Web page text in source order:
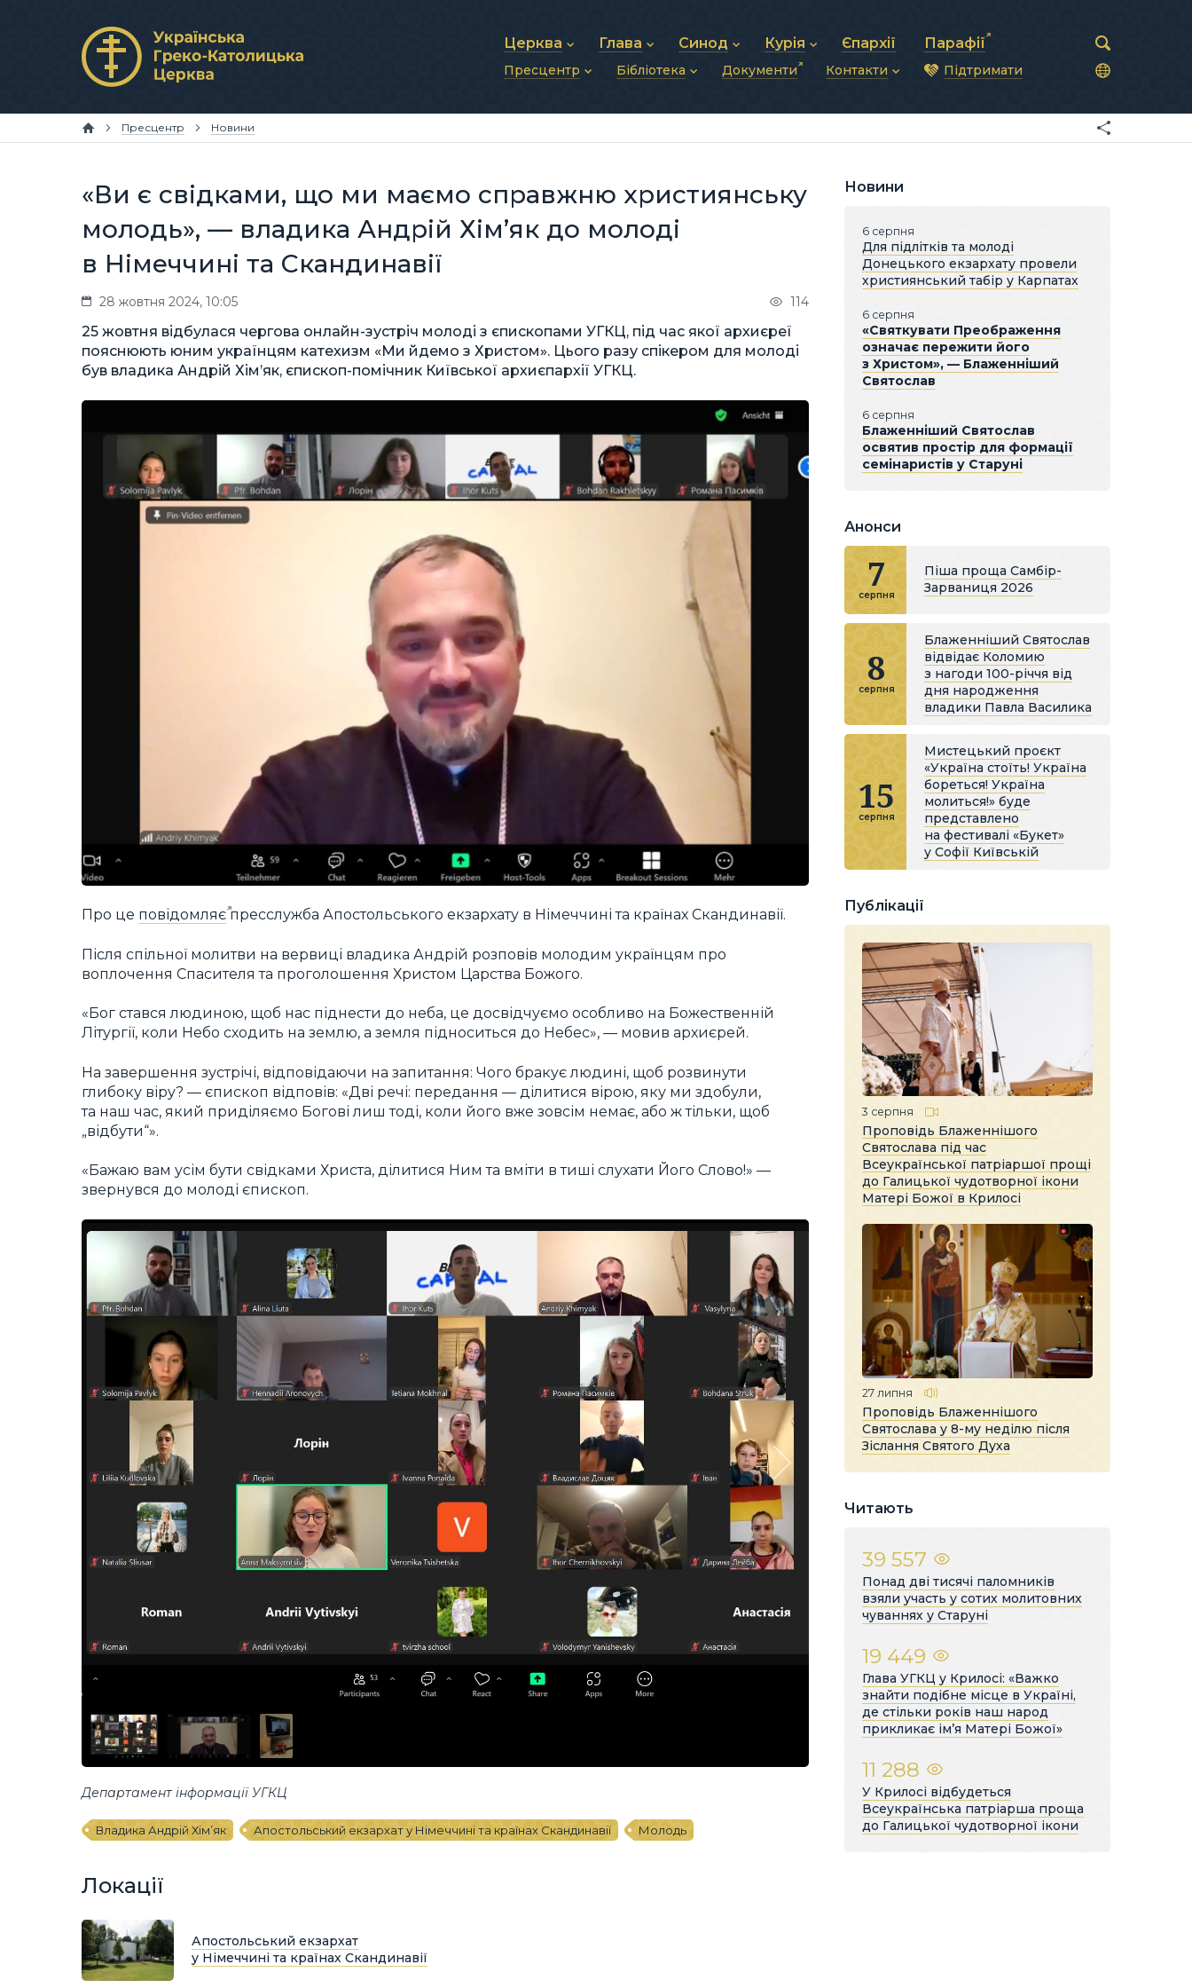
Церква
Про УГКЦ
Структура УГКЦ
Глава
Блаженніший Святослав
Фотографії
Синод
Синод Єпископів
Митрополичі Синоди
Курія
Душпастирська рада
Зв’язки та комунікації
Єпархії Парафії
Пресцентр
Публікації
Фото та відео
Архів новин (2013–2022)
Бібліотека
Молитви
Документи Контакти
Синоди Єпископів
Патріарша курія
Підтримати
Пресцентр Новини
«Ви є свідками, що ми маємо справжню християнську
молодь», — владика Андрій Хім’як до молоді
в Німеччині та Скандинавії
28 жовтня 2024, 10:05 114
25 жовтня відбулася чергова онлайн-зустріч молоді з єпископами УГКЦ, під час якої архиєреї
пояснюють юним українцям катехизм «Ми йдемо з Христом». Цього разу спікером для молоді
був владика Андрій Хім’як, єпископ-помічник Київської архиєпархії УГКЦ.
Про це повідомляєпресслужба Апостольського екзархату в Німеччині та країнах Скандинавії.
Після спільної молитви на вервиці владика Андрій розповів молодим українцям про
воплочення Спасителя та проголошення Христом Царства Божого.
«Бог стався людиною, щоб нас піднести до неба, це досвідчуємо особливо на Божественній
Літургії, коли Небо сходить на землю, а земля підноситься до Небес», — мовив архиєрей.
На завершення зустрічі, відповідаючи на запитання: Чого бракує людині, щоб розвинути
глибоку віру? — єпископ відповів: «Дві речі: передання — ділитися вірою, яку ми здобули,
та наш час, який приділяємо Богові лиш тоді, коли його вже зовсім немає, або ж тільки, щоб
„відбути“».
«Бажаю вам усім бути свідками Христа, ділитися Ним та вміти в тиші слухати Його Слово!» —
звернувся до молоді єпископ.
Департамент інформації УГКЦ
Владика Андрій Хім’як Апостольський екзархат у Німеччині та країнах Скандинавії Молодь
Локації
Апостольський екзархат
у Німеччині та країнах Скандинавії
Новини
6 серпня
Для підлітків та молоді
Донецького екзархату провели
християнський табір у Карпатах
6 серпня
«Святкувати Преображення
означає пережити його
з Христом», — Блаженніший
Святослав
6 серпня
Блаженніший Святослав
освятив простір для формації
семінаристів у Старуні
Анонси
7
серпня
Піша проща Самбір-
Зарваниця 2026
8
серпня
Блаженніший Святослав
відвідає Коломию
з нагоди 100-річчя від
дня народження
владики Павла Василика
15
серпня
Мистецький проєкт
«Україна стоїть! Україна
бореться! Україна
молиться!» буде
представлено
на фестивалі «Букет»
у Софії Київській
Публікації
3 серпня
Проповідь Блаженнішого
Святослава під час
Всеукраїнської патріаршої прощі
до Галицької чудотворної ікони
Матері Божої в Крилосі
27 липня
Проповідь Блаженнішого
Святослава у 8-му неділю після
Зіслання Святого Духа
Читають
39 557
Понад дві тисячі паломників
взяли участь у сотих молитовних
чуваннях у Старуні
19 449
Глава УГКЦ у Крилосі: «Важко
знайти подібне місце в Україні,
де стільки років наш народ
прикликає ім’я Матері Божої»
11 288
У Крилосі відбудеться
Всеукраїнська патріарша проща
до Галицької чудотворної ікони